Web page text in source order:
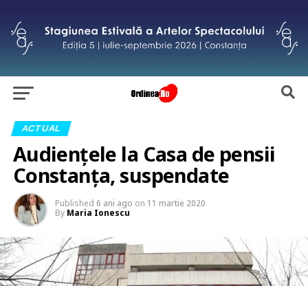
ACTUAL
Audienţele la Casa de pensii
Constanţa, suspendate
Published 6 ani ago on 11 martie 2020
By Maria Ionescu